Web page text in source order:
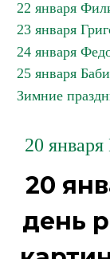
22 января
23 января
24 января
25 января
Зимние
20
20
день